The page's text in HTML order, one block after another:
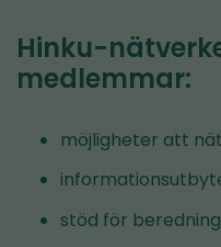
Hinku-
medlemmar:
möjligheter att
stöd för